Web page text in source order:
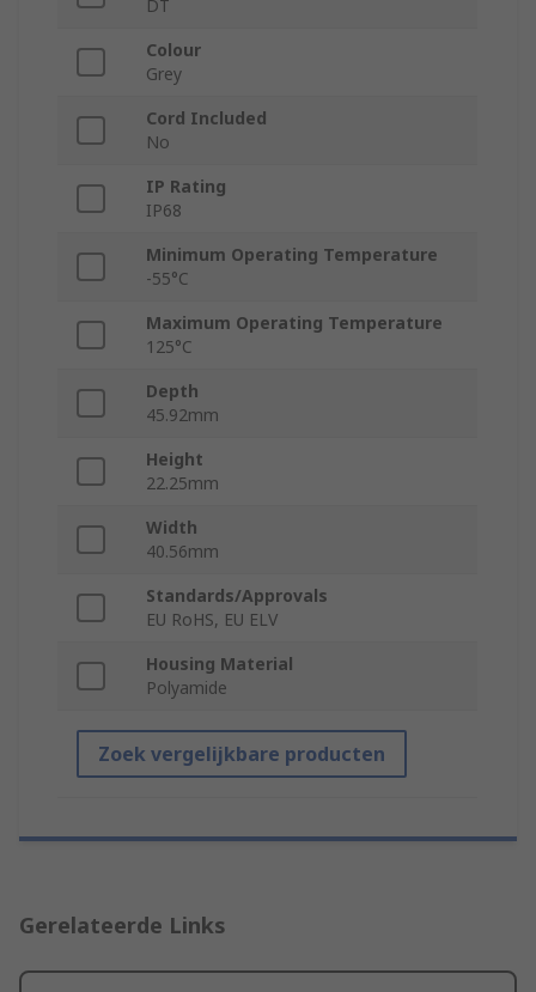
DT
Colour
Grey
Cord Included
No
IP Rating
IP68
Minimum Operating Temperature
-55°C
Maximum Operating Temperature
125°C
Depth
45.92mm
Height
22.25mm
Width
40.56mm
Standards/Approvals
EU RoHS, EU ELV
Housing Material
Polyamide
Zoek vergelijkbare producten
Gerelateerde Links